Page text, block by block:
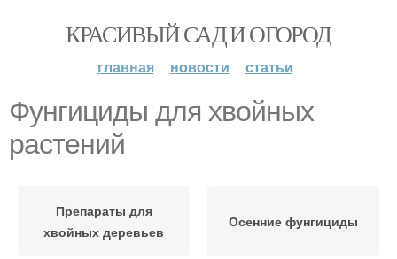
КРАСИВЫЙ САД И ОГОРОД
главная новости статьи
Фунгициды для хвойных
растений
Препараты для
хвойных деревьев
Осенние фунгициды